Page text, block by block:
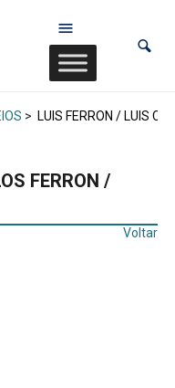
> LUIS FERRON / LUIS
FERRON /
Voltar